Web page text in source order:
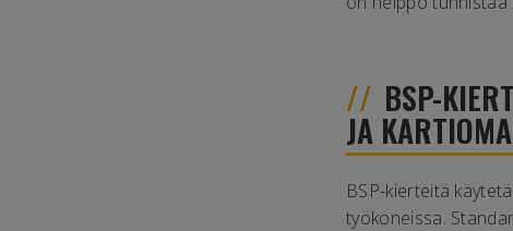
BSP-
JA
BSP-kierteitä
työkoneissa.